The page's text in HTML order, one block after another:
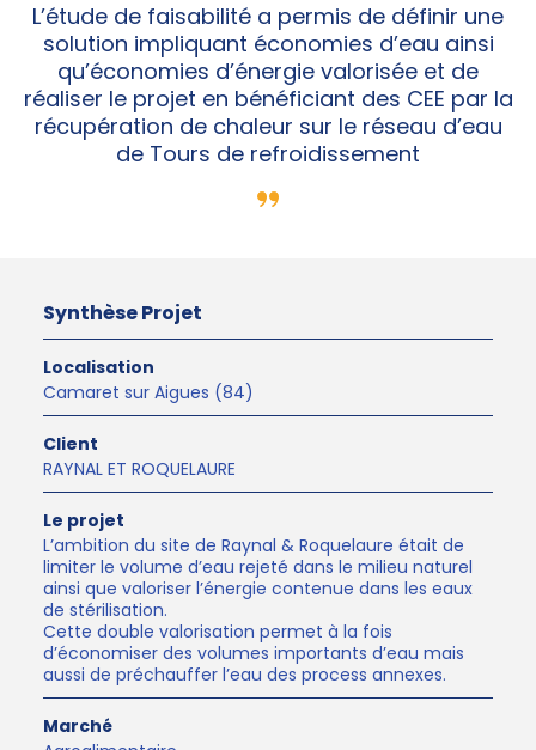
L’étude de faisabilité a permis de définir une
solution impliquant économies d’eau ainsi
qu’économies d’énergie valorisée et de
réaliser le projet en bénéficiant des CEE par la
récupération de chaleur sur le réseau d’eau
de Tours de refroidissement
Synthèse Projet
Localisation
Camaret sur Aigues (84)
Client
RAYNAL ET ROQUELAURE
Le projet
L’ambition du site de Raynal & Roquelaure était de
limiter le volume d’eau rejeté dans le milieu naturel
ainsi que valoriser l’énergie contenue dans les eaux
de stérilisation.
Cette double valorisation permet à la fois
d’économiser des volumes importants d’eau mais
aussi de préchauffer l’eau des process annexes.
Marché